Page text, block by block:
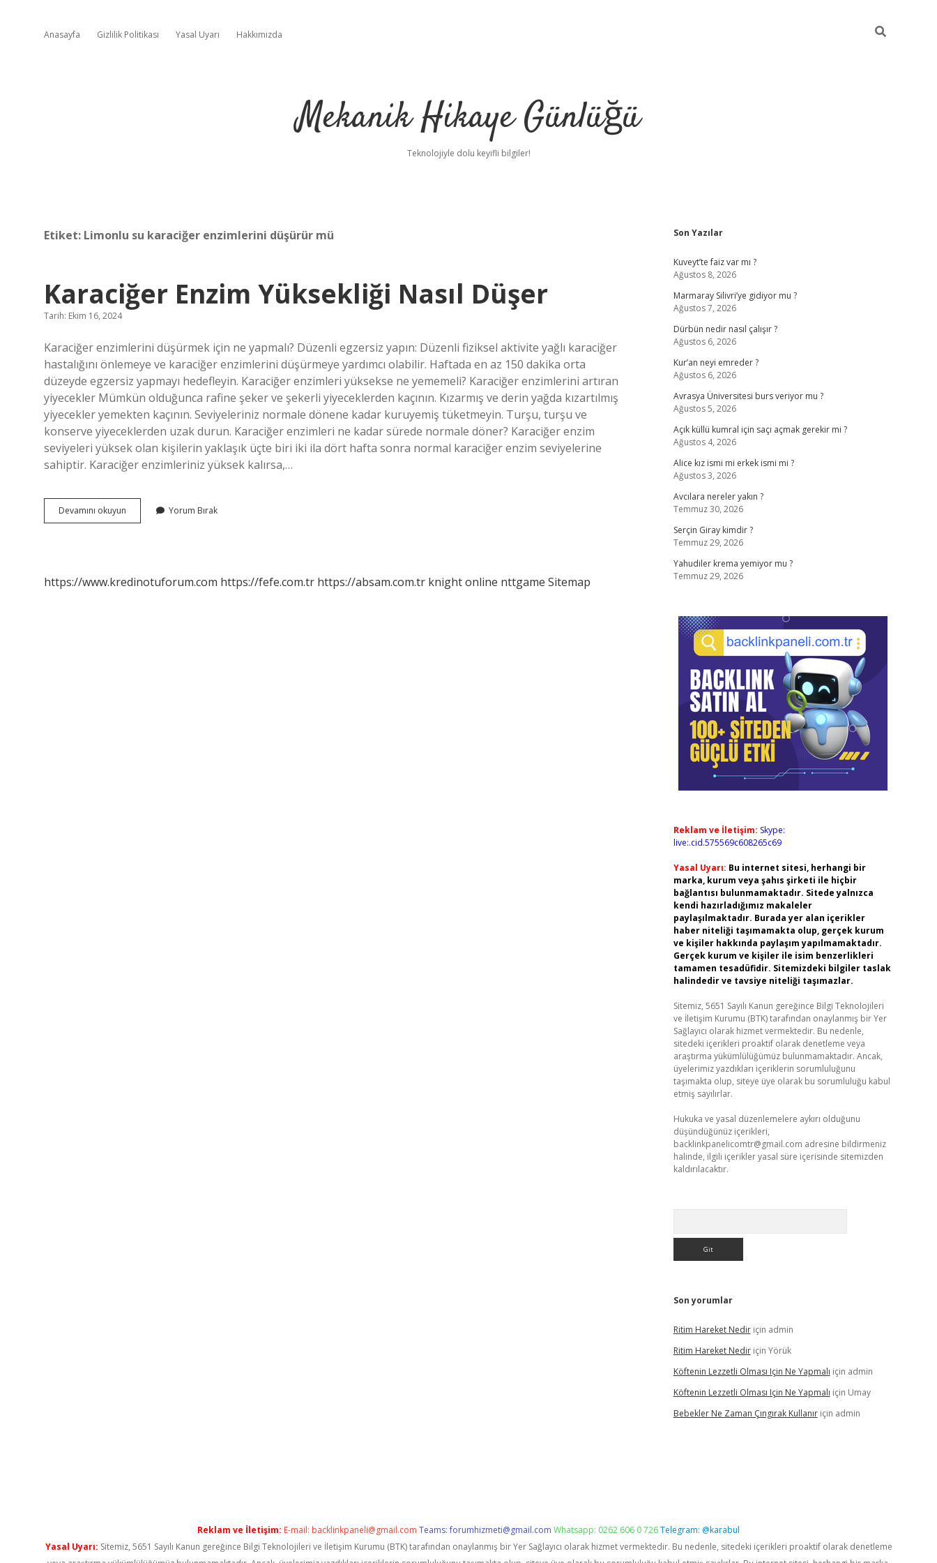
Anasayfa Gizlilik Politikası Yasal Uyarı Hakkımızda
Mekanik Hikaye Günlüğü
Teknolojiyle dolu keyifli bilgiler!
Etiket: Limonlu su karaciğer enzimlerini düşürür mü
Karaciğer Enzim Yüksekliği Nasıl Düşer
Tarih: Ekim 16, 2024
Karaciğer enzimlerini düşürmek için ne yapmalı? Düzenli egzersiz yapın: Düzenli fiziksel aktivite yağlı karaciğer
hastalığını önlemeye ve karaciğer enzimlerini düşürmeye yardımcı olabilir. Haftada en az 150 dakika orta
düzeyde egzersiz yapmayı hedefleyin. Karaciğer enzimleri yüksekse ne yememeli? Karaciğer enzimlerini artıran
yiyecekler Mümkün olduğunca rafine şeker ve şekerli yiyeceklerden kaçının. Kızarmış ve derin yağda kızartılmış
yiyecekler yemekten kaçının. Seviyeleriniz normale dönene kadar kuruyemiş tüketmeyin. Turşu, turşu ve
konserve yiyeceklerden uzak durun. Karaciğer enzimleri ne kadar sürede normale döner? Karaciğer enzim
seviyeleri yüksek olan kişilerin yaklaşık üçte biri iki ila dört hafta sonra normal karaciğer enzim seviyelerine
sahiptir. Karaciğer enzimleriniz yüksek kalırsa,…
Devamını okuyun Karaciğer
Enzim
Yorum Bırak
https://www.kredinotuforum.com https://fefe.com.tr https://absam.com.tr knight online nttgame Sitemap
Sidebar
Son Yazılar
Kuveyt’te faiz var mı ?
Ağustos 8, 2026
Marmaray Silivri’ye gidiyor mu ?
Ağustos 7, 2026
Dürbün nedir nasıl çalışır ?
Ağustos 6, 2026
Kur’an neyi emreder ?
Ağustos 6, 2026
Avrasya Üniversitesi burs veriyor mu ?
Ağustos 5, 2026
Açık küllü kumral için saçı açmak gerekir mi ?
Ağustos 4, 2026
Alice kız ismi mi erkek ismi mi ?
Ağustos 3, 2026
Avcılara nereler yakın ?
Temmuz 30, 2026
Serçin Giray kimdir ?
Temmuz 29, 2026
Yahudiler krema yemiyor mu ?
Temmuz 29, 2026
Reklam ve İletişim: Skype:
live:.cid.575569c608265c69
Yasal Uyarı: Bu internet sitesi, herhangi bir
marka, kurum veya şahıs şirketi ile hiçbir
bağlantısı bulunmamaktadır. Sitede yalnızca
kendi hazırladığımız makaleler
paylaşılmaktadır. Burada yer alan içerikler
haber niteliği taşımamakta olup, gerçek kurum
ve kişiler hakkında paylaşım yapılmamaktadır.
Gerçek kurum ve kişiler ile isim benzerlikleri
tamamen tesadüfidir. Sitemizdeki bilgiler taslak
halindedir ve tavsiye niteliği taşımazlar.
Sitemiz, 5651 Sayılı Kanun gereğince Bilgi Teknolojileri
ve İletişim Kurumu (BTK) tarafından onaylanmış bir Yer
Sağlayıcı olarak hizmet vermektedir. Bu nedenle,
sitedeki içerikleri proaktif olarak denetleme veya
araştırma yükümlülüğümüz bulunmamaktadır. Ancak,
üyelerimiz yazdıkları içeriklerin sorumluluğunu
taşımakta olup, siteye üye olarak bu sorumluluğu kabul
etmiş sayılırlar.
Hukuka ve yasal düzenlemelere aykırı olduğunu
düşündüğünüz içerikleri,
backlinkpanelicomtr@gmail.com adresine bildirmeniz
halinde, ilgili içerikler yasal süre içerisinde sitemizden
kaldırılacaktır.
Son yorumlar
Ritim Hareket Nediriçin admin
Ritim Hareket Nediriçin Yörük
Köftenin Lezzetli Olması Için Ne Yapmalı için admin
Köftenin Lezzetli Olması Için Ne Yapmalı için Umay
Bebekler Ne Zaman Çıngırak Kullanıriçin admin
Reklam ve İletişim: E-mail: backlinkpaneli@gmail.com Teams:forumhizmeti@gmail.com Whatsapp: 0262 606 0 726Telegram: @karabul
Yasal Uyarı: Sitemiz, 5651 Sayılı Kanun gereğince Bilgi Teknolojileri ve İletişim Kurumu (BTK) tarafından onaylanmış bir Yer Sağlayıcı olarak hizmet vermektedir. Bu nedenle, sitedeki içerikleri proaktif olarak denetleme